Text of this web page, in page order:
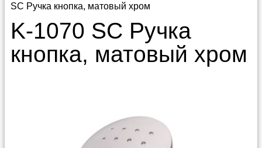
SC Ручка кнопка, матовый хром
K-1070 SC Ручка
кнопка, матовый хром